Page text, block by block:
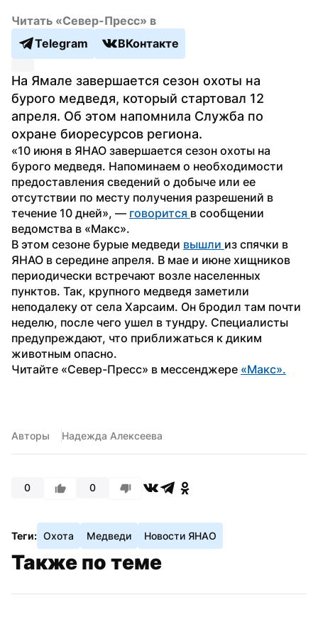
Читать «Север-Пресс» в
Telegram
ВКонтакте
На Ямале завершается сезон охоты на
бурого медведя, который стартовал 12
апреля. Об этом напомнила Служба по
охране биоресурсов региона.
«10 июня в ЯНАО завершается сезон охоты на
бурого медведя. Напоминаем о необходимости
предоставления сведений о добыче или ее
отсутствии по месту получения разрешений в
течение 10 дней», — говорится в сообщении
ведомства в «Макс».
В этом сезоне бурые медведи вышли из спячки в
ЯНАО в середине апреля. В мае и июне хищников
периодически встречают возле населенных
пунктов. Так, крупного медведя заметили
неподалеку от села Харсаим. Он бродил там почти
неделю, после чего ушел в тундру. Специалисты
предупреждают, что приближаться к диким
животным опасно.
Читайте «Север-Пресс» в мессенджере «Макс».
Авторы Надежда Алексеева
0 0
Теги: Охота Медведи Новости ЯНАО
Также по теме